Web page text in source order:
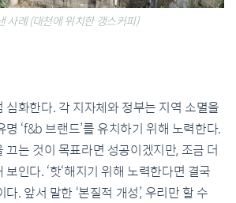
사례 (대천에 위치한 갱스커피)
심화한다. 각 지자체와 정부는 지역 소멸을
‘f&b 브랜드’를 유치하기 위해 노력한다.
끄는 것이 목표라면 성공이겠지만, 조금 더
인다. ‘핫‘해지기 위해 노력한다면 결국
. 앞서 말한 ‘본질적 개성’, 우리만 할 수